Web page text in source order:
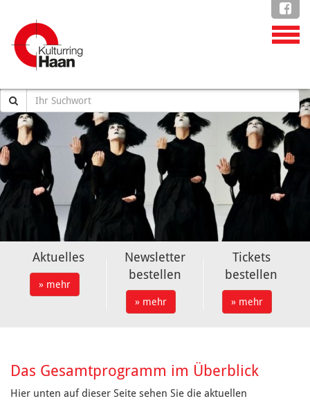
Aktuelles
» mehr
Newsletter
bestellen
» mehr
Tickets
bestellen
» mehr
Das Gesamtprogramm im Überblick
Hier unten auf dieser Seite sehen Sie die aktuellen